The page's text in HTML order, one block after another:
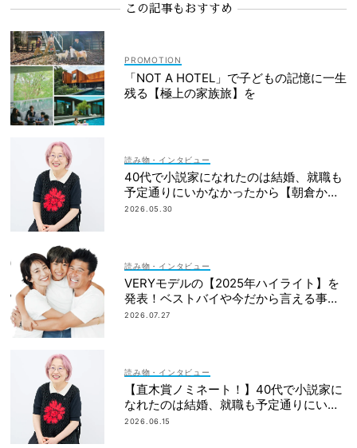
この記事もおすすめ
「NOT A HOTEL」で子どもの記憶に一生
残る【極上の家族旅】を
読み物・インタビュー
40代で小説家になれたのは結婚、就職も
予定通りにいかなかったから【朝倉かす
みさん】
2026.05.30
読み物・インタビュー
VERYモデルの【2025年ハイライト】を
発表！ベストバイや今だから言える事件
簿も大公開
2026.07.27
読み物・インタビュー
【直木賞ノミネート！】40代で小説家に
なれたのは結婚、就職も予定通りにいか
なかったから｜朝倉かすみさん
2026.06.15